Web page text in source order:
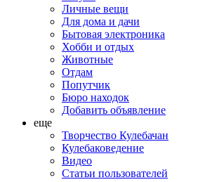
Личные вещи
Для дома и дачи
Бытовая электроника
Хобби и отдых
Животные
Отдам
Попутчик
Бюро находок
Добавить объявление
еще
Творчество Кулебачан
Кулебаковедение
Видео
Статьи пользователей